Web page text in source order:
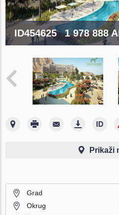
ID454625 1 978 888
Prikaži
Grad
Okrug